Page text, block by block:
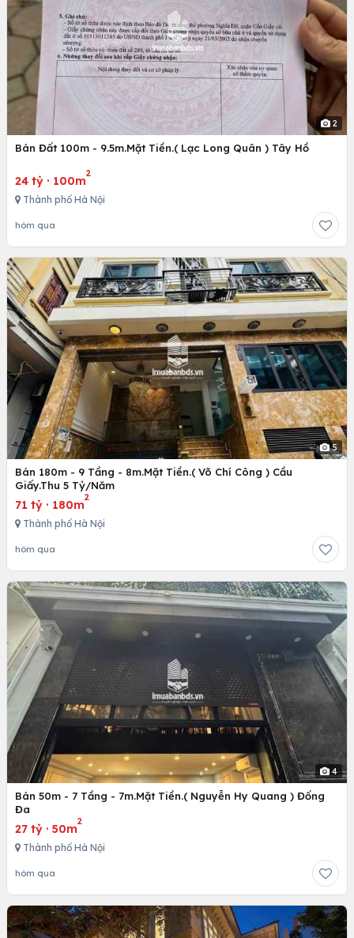
2
Bán Đất 100m - 9.5m.Mặt Tiền.( Lạc Long Quân ) Tây Hồ
24 tỷ · 100m
2
Thành phố Hà Nội
hôm qua
5
Bán 180m - 9 Tầng - 8m.Mặt Tiền.( Võ Chí Công ) Cầu
Giấy.Thu 5 Tỷ/Năm
71 tỷ · 180m
2
Thành phố Hà Nội
hôm qua
4
Bán 50m - 7 Tầng - 7m.Mặt Tiền.( Nguyễn Hy Quang ) Đống
Đa
27 tỷ · 50m
2
Thành phố Hà Nội
hôm qua